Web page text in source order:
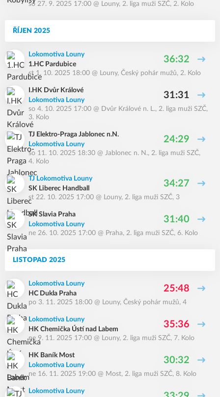
so 27. 9. 2025 17:00 @ Louny, 2. liga muži SZČ, 2. Kolo
ŘÍJEN 2025
Lokomotiva Louny
1.HC Pardubice
36:32
st 1. 10. 2025 18:00 @ Louny, Český pohár mužů, 2. Kolo
I.HK Dvůr Králové
Lokomotiva Louny
31:31
so 4. 10. 2025 17:00 @ Dvůr Králové n. L., 2. liga muži SZČ,
3. Kolo
TJ Elektro-Praga Jablonec n.N.
Lokomotiva Louny
24:29
so 11. 10. 2025 18:30 @ Jablonec n. N., 2. liga muži SZČ,
4. Kolo
TJ Lokomotiva Louny
SK Liberec Handball
34:27
st 22. 10. 2025 17:00 @ Louny, 2. liga muži SZČ, 3
SK Slavia Praha
Lokomotiva Louny
31:40
ne 26. 10. 2025 17:00 @ Praha, 2. liga muži SZČ, 6. Kolo
LISTOPAD 2025
Lokomotiva Louny
HC Dukla Praha
25:48
po 3. 11. 2025 18:00 @ Louny, Český pohár mužů, 4
Lokomotiva Louny
HK Chemička Ústí nad Labem
35:36
ne 9. 11. 2025 17:00 @ Louny, 2. liga muži SZČ, 7. Kolo
HK Baník Most
Lokomotiva Louny
30:32
ne 16. 11. 2025 19:00 @ Most, 2. liga muži SZČ, 8. Kolo
Lokomotiva Louny